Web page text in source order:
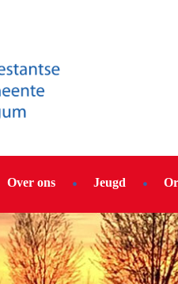
Over ons Jeugd